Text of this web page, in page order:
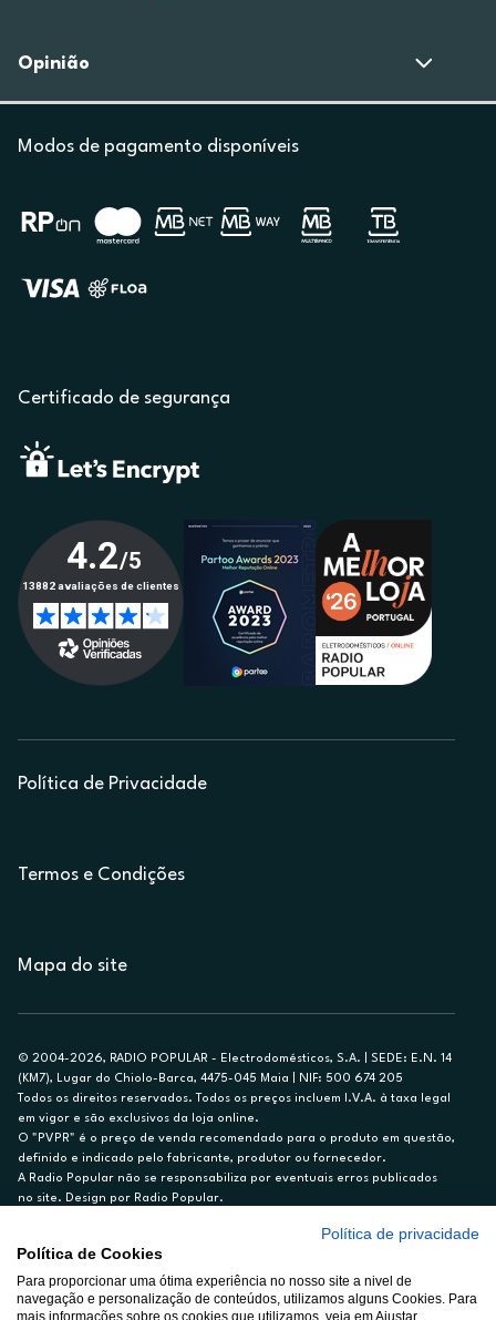
Opinião
Modos de pagamento disponíveis
Certificado de segurança
Política de Privacidade
Termos e Condições
Mapa do site
© 2004-2026, RADIO POPULAR - Electrodomésticos, S.A. | SEDE: E.N. 14
(KM7), Lugar do Chiolo-Barca, 4475-045 Maia | NIF: 500 674 205
Todos os direitos reservados. Todos os preços incluem I.V.A. à taxa legal
em vigor e são exclusivos da loja online.
O "PVPR" é o preço de venda recomendado para o produto em questão,
definido e indicado pelo fabricante, produtor ou fornecedor.
A Radio Popular não se responsabiliza por eventuais erros publicados
no site. Design por Radio Popular.
Ex. para limite de crédito de €1.500, reembolsado em 12 meses, TAN
14,79%.
Crédito sujeito a aprovação pelo Cetelem, marca BNP Paribas Personal
Política de privacidade
Política de Cookies
Para proporcionar uma ótima experiência no nosso site a nivel de
navegação e personalização de conteúdos, utilizamos alguns Cookies. Para
mais informações sobre os cookies que utilizamos, veja em Ajustar.